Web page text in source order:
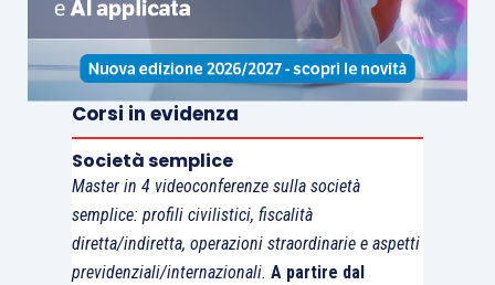
qualificherebbe comunque come reddito di
natura “finanziaria”, oppure come reddito dal
lavoro dipendente o assimilato. Tuttavia,
nonostante gli sforzi compiuti sia dal legislatore,
sia dall’Amministrazione finanziaria, per
addivenire a una situazione di minore incertezza,
permangono tutt’ora taluni aspetti che
necessiterebbero di chiarimenti.
Corsi in evidenza
Società semplice
Master in 4 videoconferenze sulla società
semplice: profili civilistici, fiscalità
diretta/indiretta, operazioni straordinarie e aspetti
previdenziali/internazionali. A partire dal